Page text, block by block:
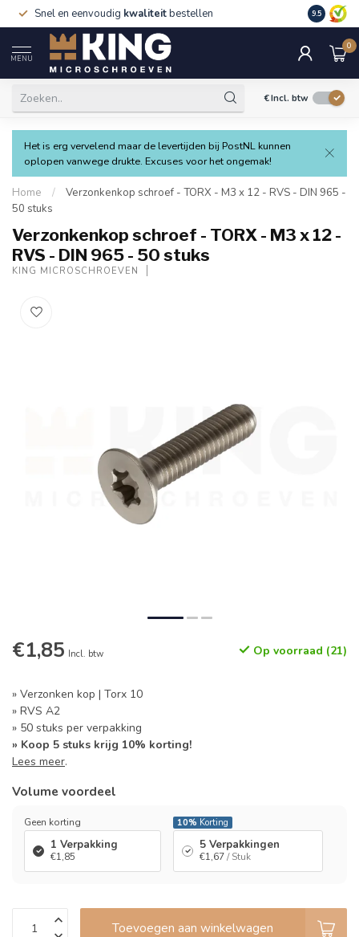
Snel en eenvoudig kwaliteitbestellen 9.5
MENU
0
€Incl. btw
Het is erg vervelend maar de levertijden bij PostNL kunnen
oplopen vanwege drukte. Excuses voor het ongemak!
Home /
Verzonkenkop schroef - TORX - M3 x 12 - RVS - DIN 965 -
50 stuks
Verzonkenkop schroef - TORX - M3 x 12 -
RVS - DIN 965 - 50 stuks
KING MICROSCHROEVEN
€1,85 Incl. btw Op voorraad (21)
» Verzonken kop | Torx 10
» RVS A2
» 50 stuks per verpakking
» Koop 5 stuks krijg 10% korting!
Lees meer.
Volume voordeel
Geen korting
1 Verpakking
€1,85
10% Korting
5 Verpakkingen
€1,67/ Stuk
Toevoegen aan winkelwagen